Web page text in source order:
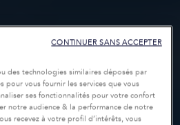
des technologies similaires déposés par
pour vous fournir les services que vous
ses fonctionnalités pour votre confort
notre audience & la performance de notre
recevez à votre profil d’intérêts, vous
CONTINUER SANS ACCEPTER